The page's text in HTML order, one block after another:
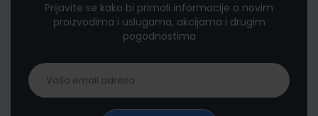
Prijavite se kako bi primali informacije o novim
proizvodima i uslugama, akcijama i drugim
pogodnostima